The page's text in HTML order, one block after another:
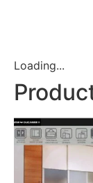
Loading...